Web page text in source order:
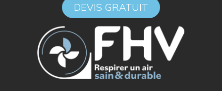
DEVIS GRATUIT